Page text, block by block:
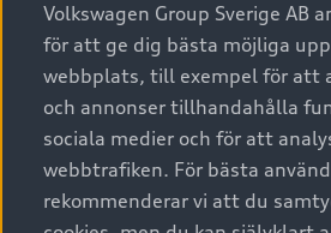
Volkswagen Group Sverige AB
för att ge dig bästa möjliga
webbplats, till exempel för att
och annonser tillhandahålla
sociala medier och för att
webbtrafiken. För bästa
rekommenderar vi att du
A6 modellerna
SUV
Avant
Privatleasing
Nya bilar i lager
Begagnade bilar i lager
Audi approved :plus - så gott som
Finansiering
Service & tillbehör
Audi digital services
Originaltillbehör - köp online
Garantier
Försäkring
Tjänstebil
Tjänstebil
Business lease online
Företagsleasing
Om Audi Sverige
Kontakta oss